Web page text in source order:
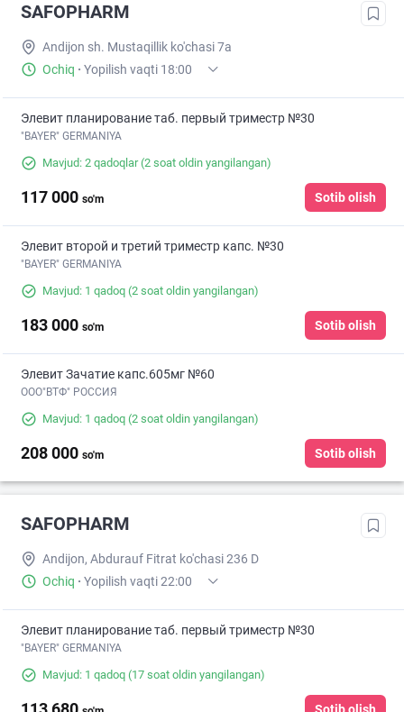
SAFOPHARM
Andijon sh. Mustaqillik ko'chasi 7a
Ochiq · Yopilish vaqti 18:00
Элевит планирование таб. первый триместр №30
"BAYER" GERMANIYA
Mavjud: 2 qadoqlar(2 soat oldin yangilangan)
117 000 so'm Sotib olish
Элевит второй и третий триместр капс. №30
"BAYER" GERMANIYA
Mavjud: 1 qadoq (2 soat oldin yangilangan)
183 000 so'm Sotib olish
Элевит Зачатие капс.605мг №60
ООО"ВТФ" РОССИЯ
Mavjud: 1 qadoq (2 soat oldin yangilangan)
208 000 so'm Sotib olish
SAFOPHARM
Andijon, Abdurauf Fitrat ko'chasi 236 D
Ochiq · Yopilish vaqti 22:00
Элевит планирование таб. первый триместр №30
"BAYER" GERMANIYA
Mavjud: 1 qadoq (17 soat oldin yangilangan)